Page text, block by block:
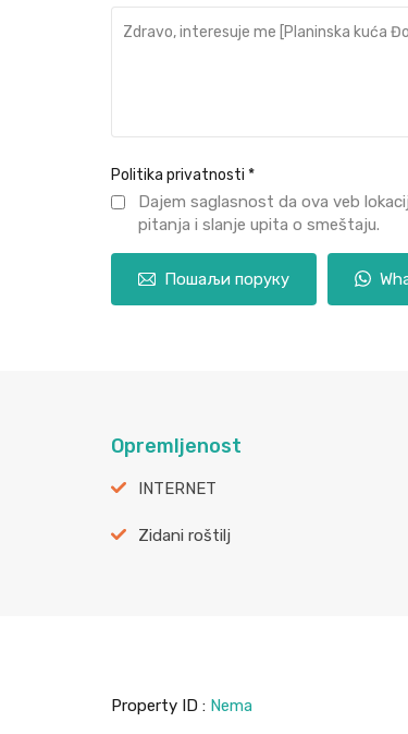
Politika privatnosti *
Dajem saglasnost da ova veb
pitanja i slanje upita o smeštaju.
Пошаљи поруку
Opremljenost
INTERNET
Zidani roštilj
Property ID : Nema